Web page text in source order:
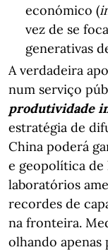
económico (
vez de se
generativas
A verdadeira
num serviço
produtividade
estratégia de
China poderá
e geopolítica de
laboratórios
recordes de
na fronteira.
olhando apenas